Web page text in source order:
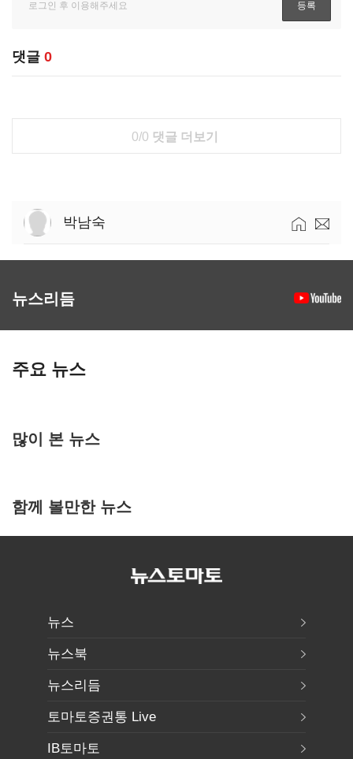
댓글 0
0/0 댓글 더보기
박남숙
뉴스리듬
주요 뉴스
많이 본 뉴스
함께 볼만한 뉴스
뉴스
뉴스북
뉴스리듬
토마토증권통 Live
IB토마토